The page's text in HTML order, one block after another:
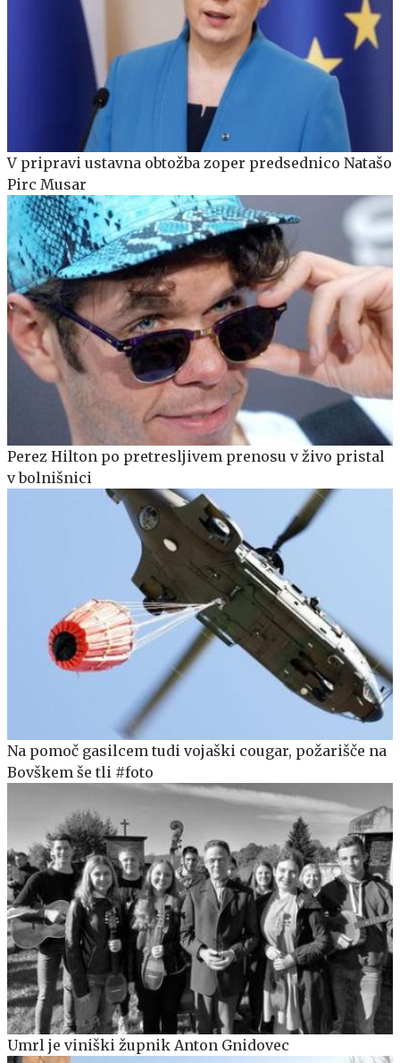
V pripravi ustavna obtožba zoper predsednico Natašo
Pirc Musar
Perez Hilton po pretresljivem prenosu v živo pristal
v bolnišnici
Na pomoč gasilcem tudi vojaški cougar, požarišče na
Bovškem še tli #foto
Umrl je viniški župnik Anton Gnidovec